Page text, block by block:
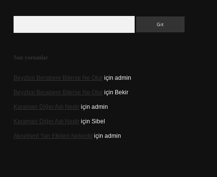
Son yorumlar
Beyzbol Berabere Biterse Ne Olur için admin
Beyzbol Berabere Biterse Ne Olur için Bekir
Karaman Diğer Adı Nedir için admin
Karaman Diğer Adı Nedir için Sibel
Aknetrent Yan Etkileri Nelerdir için admin